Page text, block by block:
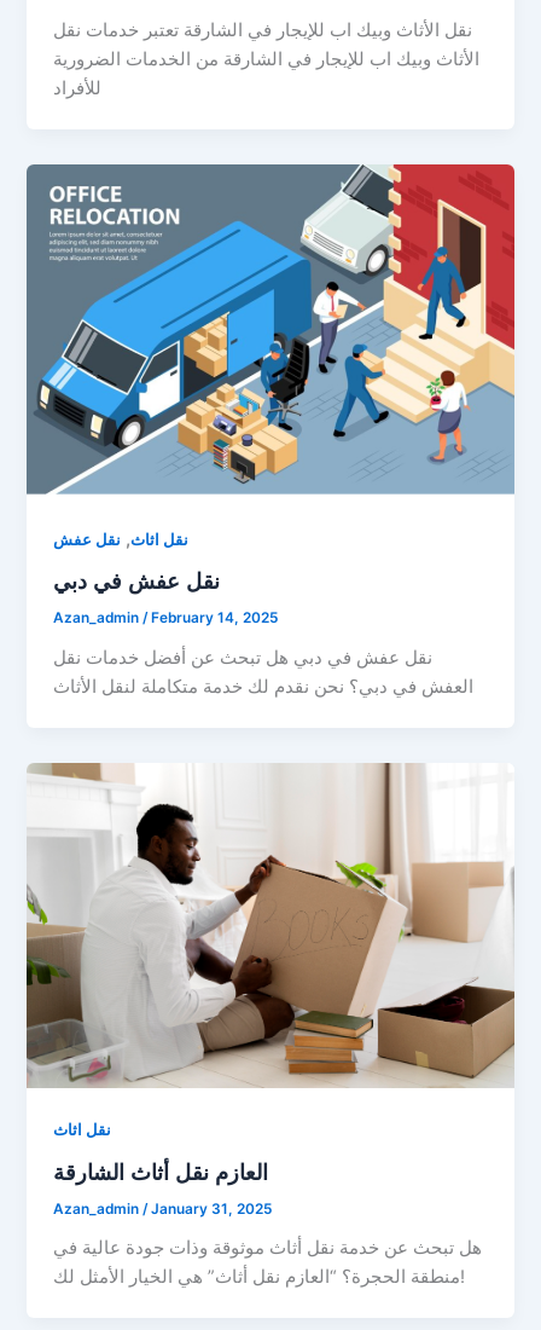
نقل الأثاث وبيك اب للإيجار في الشارقة تعتبر خدمات نقل
الأثاث وبيك اب للإيجار في الشارقة من الخدمات الضرورية
للأفراد
نقل اثاث, نقل عفش
نقل عفش في دبي
Azan_admin/ February 14, 2025
نقل عفش في دبي هل تبحث عن أفضل خدمات نقل
العفش في دبي؟ نحن نقدم لك خدمة متكاملة لنقل الأثاث
نقل اثاث
العازم نقل أثاث الشارقة
Azan_admin /January 31, 2025
هل تبحث عن خدمة نقل أثاث موثوقة وذات جودة عالية في
منطقة الحجرة؟ “العازم نقل أثاث” هي الخيار الأمثل لك!